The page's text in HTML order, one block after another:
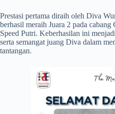
Prestasi pertama diraih oleh Diva
berhasil meraih Juara 2 pada
Speed Putri. Keberhasilan ini
serta semangat juang Diva dalam
tantangan.